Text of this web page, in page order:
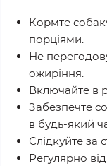
Кормте
порціями.
Не
ожиріння.
Включайте в
Забезпечте
в будь-який
Слідкуйте за
Регулярно